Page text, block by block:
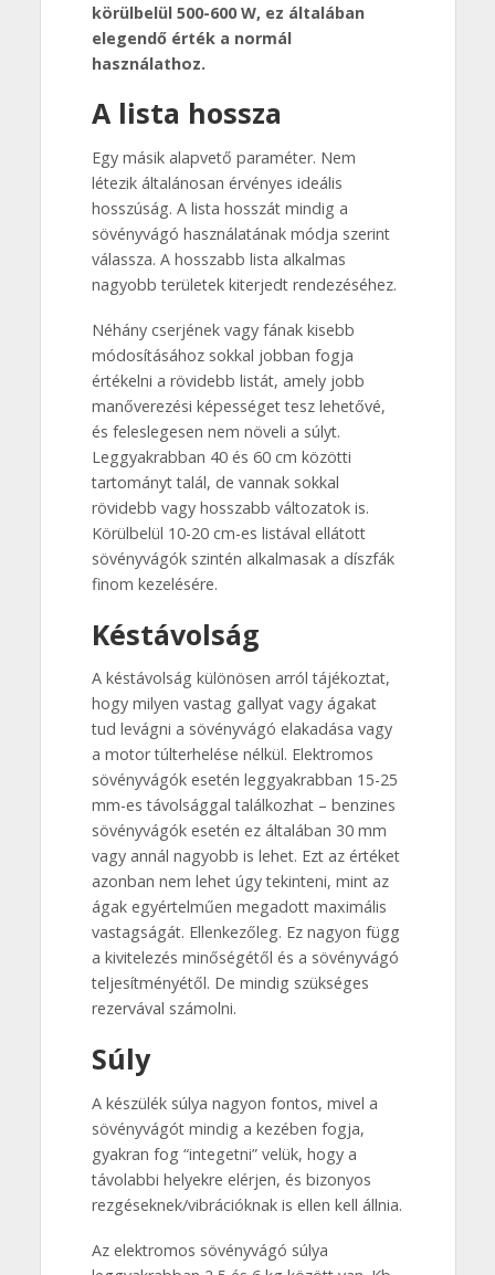
körülbelül 500-600 W, ez általában
elegendő érték a normál
használathoz.
A lista hossza
Egy másik alapvető paraméter. Nem
létezik általánosan érvényes ideális
hosszúság. A lista hosszát mindig a
sövényvágó használatának módja szerint
válassza. A hosszabb lista alkalmas
nagyobb területek kiterjedt rendezéséhez.
Néhány cserjének vagy fának kisebb
módosításához sokkal jobban fogja
értékelni a rövidebb listát, amely jobb
manőverezési képességet tesz lehetővé,
és feleslegesen nem növeli a súlyt.
Leggyakrabban 40 és 60 cm közötti
tartományt talál, de vannak sokkal
rövidebb vagy hosszabb változatok is.
Körülbelül 10-20 cm-es listával ellátott
sövényvágók szintén alkalmasak a díszfák
finom kezelésére.
Késtávolság
A késtávolság különösen arról tájékoztat,
hogy milyen vastag gallyat vagy ágakat
tud levágni a sövényvágó elakadása vagy
a motor túlterhelése nélkül. Elektromos
sövényvágók esetén leggyakrabban 15-25
mm-es távolsággal találkozhat – benzines
sövényvágók esetén ez általában 30 mm
vagy annál nagyobb is lehet. Ezt az értéket
azonban nem lehet úgy tekinteni, mint az
ágak egyértelműen megadott maximális
vastagságát. Ellenkezőleg. Ez nagyon függ
a kivitelezés minőségétől és a sövényvágó
teljesítményétől. De mindig szükséges
rezervával számolni.
Súly
A készülék súlya nagyon fontos, mivel a
sövényvágót mindig a kezében fogja,
gyakran fog “integetni” velük, hogy a
távolabbi helyekre elérjen, és bizonyos
rezgéseknek/vibrációknak is ellen kell állnia.
Az elektromos sövényvágó súlya